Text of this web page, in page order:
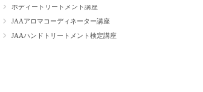
ボディートリートメント講座
JAAアロマコーディネーター講座
JAAハンドトリートメント検定講座